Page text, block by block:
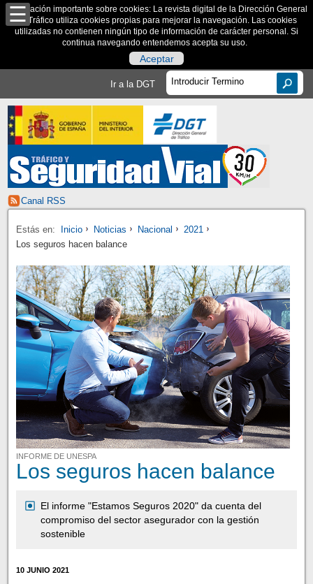
Información importante sobre cookies: La revista digital de la Dirección General
de Tráfico utiliza cookies propias para mejorar la navegación. Las cookies
utilizadas no contienen ningún tipo de información de carácter personal. Si
continua navegando entendemos acepta su uso.
Aceptar
Ir a la DGT
Canal RSS
Estás en: Inicio Noticias Nacional
2021
Los seguros hacen balance
INFORME DE UNESPA
Los seguros hacen balance
El informe "Estamos Seguros 2020" da cuenta del
compromiso del sector asegurador con la gestión
sostenible
10 JUNIO 2021